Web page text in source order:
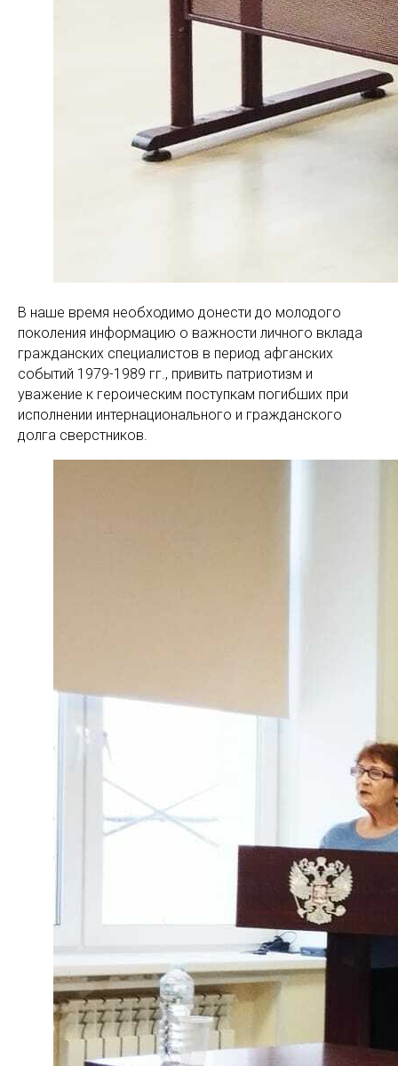
В наше время необходимо донести до молодого
поколения информацию о важности личного вклада
гражданских специалистов в период афганских
событий 1979-1989 гг., привить патриотизм и
уважение к героическим поступкам погибших при
исполнении интернационального и гражданского
долга сверстников.